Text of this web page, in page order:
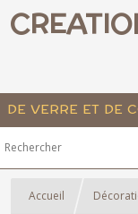
DE VERRE ET DE
Accueil